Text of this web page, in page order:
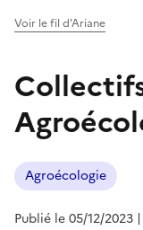
Voir le fil d'Ariane
Agroécologie
Publié le 05/12/2023